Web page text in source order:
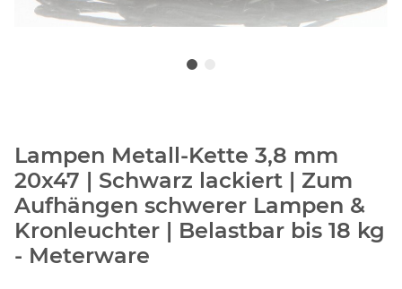
Lampen Metall-Kette 3,8 mm
20x47 | Schwarz lackiert | Zum
Aufhängen schwerer Lampen &
Kronleuchter | Belastbar bis 18 kg
- Meterware